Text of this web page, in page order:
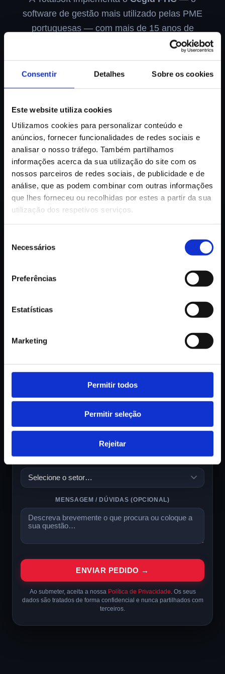
Consentir Detalhes Sobre os cookies
Este website utiliza cookies
Utilizamos cookies para personalizar conteúdo e
anúncios, fornecer funcionalidades de redes sociais e
analisar o nosso tráfego. Também partilhamos
informações acerca da sua utilização do site com os
nossos parceiros de redes sociais, de publicidade e de
análise, que as podem combinar com outras informações
que lhes forneceu ou recolhidas por estes a partir da sua
utilização dos respetivos serviços.
Necessários
Preferências
Estatísticas
Marketing
Permitir todos
Permitir seleção
Rejeitar
software de gestão mais utilizado pelas PME
portuguesas — com mais de 15 anos de
experiência certificada e suporte dedicado.
Ver Soluções
TOTALSOFT - O nosso negócio é o seu !
15+
Anos de Experiência
500+
Implementações
97%
Clientes Satisfeitos
Peça Informação ou Demonstração
EMPRESA
MENSAGEM / DÚVIDAS(OPCIONAL)
ENVIAR PEDIDO →
Ao submeter, aceita a nossa Política de Privacidade . Os seus
dados são tratados de forma confidencial e nunca partilhados com
terceiros.